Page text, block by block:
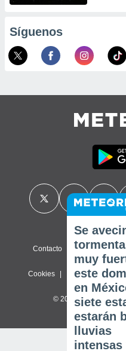
Síguenos
Contacto Sobre
Cookies Política de
© 2026 Meteored.
Se
muy
este
en
siete
estarán
lluvias
intensas